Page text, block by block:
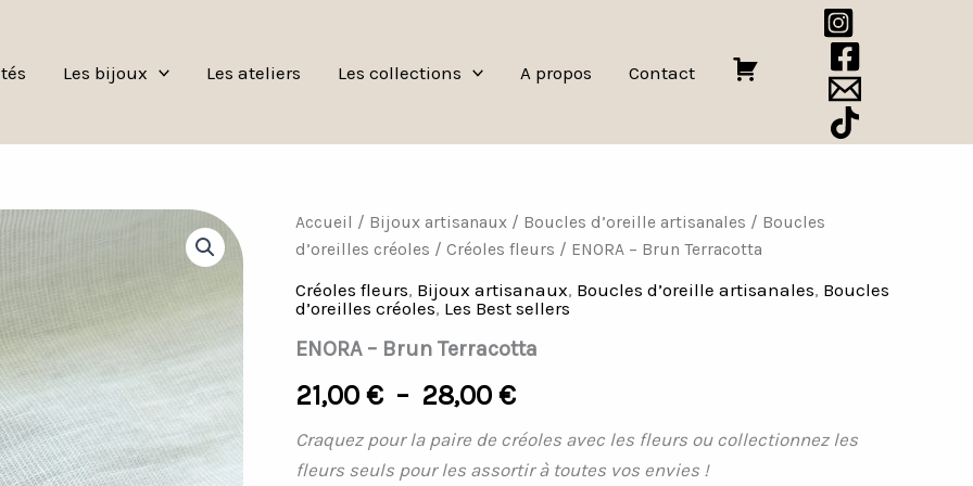
Les bijoux Les ateliers Les collections A propos Contact
P
n
Accueil / Bijoux artisanaux / Boucles d’oreille artisanales / Boucles
d’oreilles créoles / Créoles fleurs / ENORA – Brun Terracotta
Créoles fleurs, Bijoux artisanaux, Boucles d’oreille artisanales, Boucles
d’oreilles créoles, Les Best sellers
ENORA – Brun Terracotta
21,00 € – 28,00 €
Plage
prix :
28,00 €
Craquez pour la paire de créoles avec les fleurs ou collectionnez les
fleurs seuls pour les assortir à toutes vos envies !
quantité
de
-
Brun